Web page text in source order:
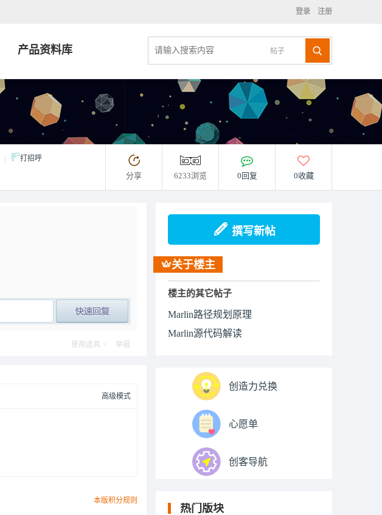
登录 注册
帖子
产品资料库
打招呼
分享 6233浏览 0回复 0收藏
使用道具 举报
高级模式
本版积分规则
撰写新帖
关于楼主
楼主的其它帖子
Marlin路径规划原理
Marlin源代码解读
创造力兑换
心愿单
创客导航
热门版块